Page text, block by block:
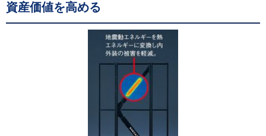
資産価値を高める